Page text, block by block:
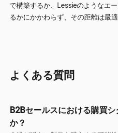
で構築するか、Lessieのようなエ
るかにかかわらず、その距離は最
よくある質問
B2Bセールスにおける購買
か？